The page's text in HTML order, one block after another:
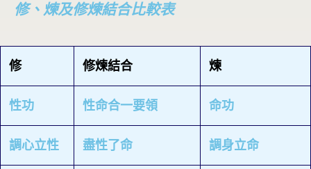
修、煉及修煉結合比較表
修 修煉結合 煉
性功 性命合一要領 命功
調心立性 盡性了命 調身立命